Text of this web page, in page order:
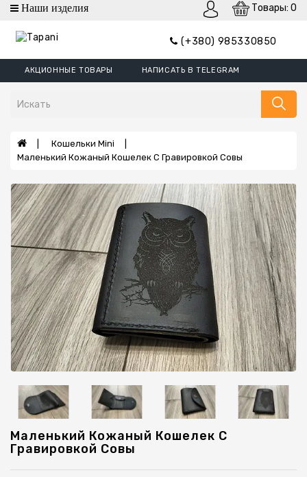
(+380) 985330850
Товары: 0
категории
Кошельки
Кошельки
Зажим
Для
Обложки
Кошельки
XL
Борсетки
Ремни
Сумки
Шеврони
Ключницы
АКЦИОННЫЕ ТОВАРЫ НАПИСАТЬ В TELEGRAM
Кошельки Mini
Маленький Кожаный Кошелек С Гравировкой Совы
Маленький Кожаный Кошелек С
Гравировкой Совы